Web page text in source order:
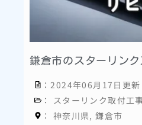
鎌倉市のスターリン
：2024年06月17日更新
：
スターリンク取付工
： 神奈川県,鎌倉市